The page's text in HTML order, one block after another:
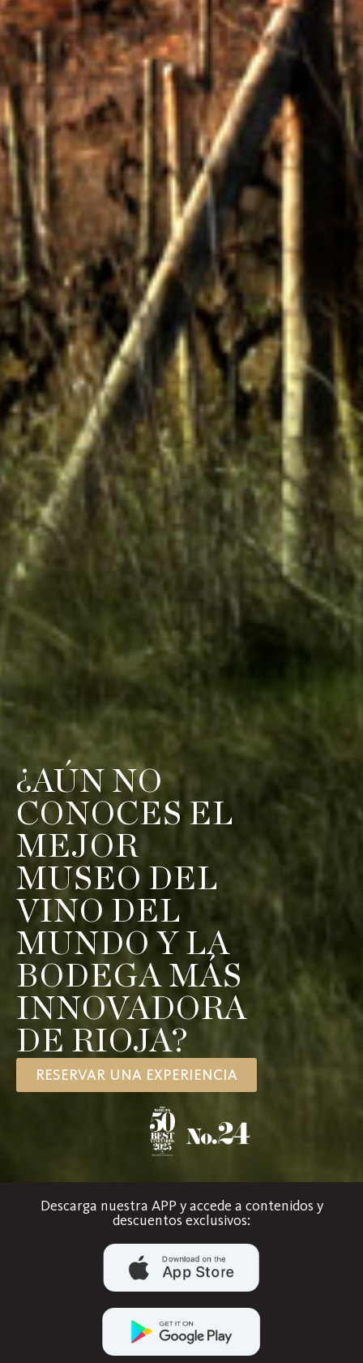
¿AÚN NO
CONOCES EL
MEJOR
MUSEO DEL
VINO DEL
MUNDO Y LA
BODEGA MÁS
INNOVADORA
DE RIOJA?
RESERVAR UNA EXPERIENCIA
Descarga nuestra APP y accede a contenidos y
descuentos exclusivos: